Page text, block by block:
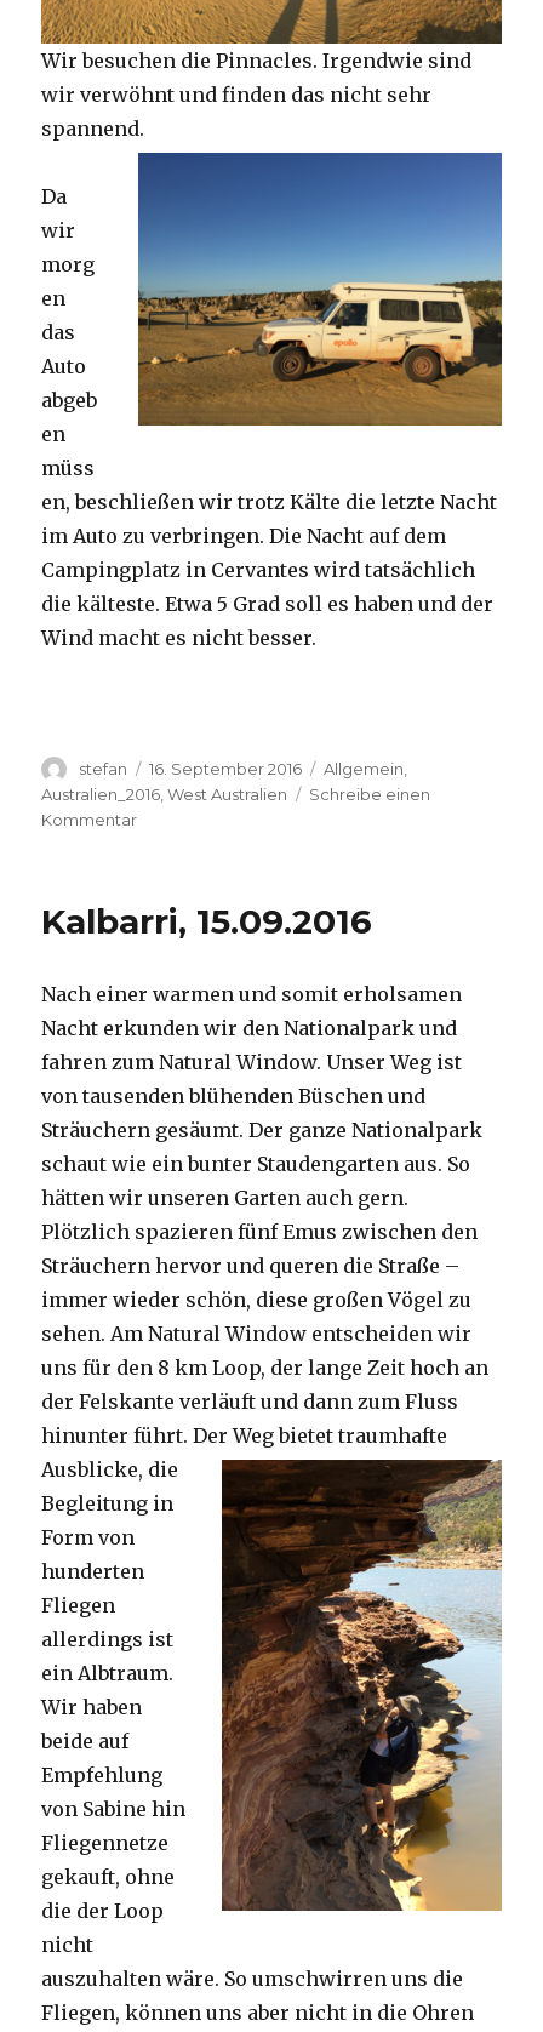
Wir besuchen die Pinnacles. Irgendwie sind
wir verwöhnt und finden das nicht sehr
spannend.
Da
wir
morg
en
das
Auto
abgeb
en
müss
en, beschließen wir trotz Kälte die letzte Nacht
im Auto zu verbringen. Die Nacht auf dem
Campingplatz in Cervantes wird tatsächlich
die kälteste. Etwa 5 Grad soll es haben und der
Wind macht es nicht besser.
Autor
stefan
Veröffentlicht
am
16. September 2016 Kategorien
Allgemein
Australien_2016 ,West Australien
Schreibe einen
Kommentarzu
Kalbarri, 15.09.2016
Nach einer warmen und somit erholsamen
Nacht erkunden wir den Nationalpark und
fahren zum Natural Window. Unser Weg ist
von tausenden blühenden Büschen und
Sträuchern gesäumt. Der ganze Nationalpark
schaut wie ein bunter Staudengarten aus. So
hätten wir unseren Garten auch gern.
Plötzlich spazieren fünf Emus zwischen den
Sträuchern hervor und queren die Straße –
immer wieder schön, diese großen Vögel zu
sehen. Am Natural Window entscheiden wir
uns für den 8 km Loop, der lange Zeit hoch an
der Felskante verläuft und dann zum Fluss
hinunter führt. Der Weg bietet traumhafte
Ausblicke, die
Begleitung in
Form von
hunderten
Fliegen
allerdings ist
ein Albtraum.
Wir haben
beide auf
Empfehlung
von Sabine hin
Fliegennetze
gekauft, ohne
die der Loop
nicht
auszuhalten wäre. So umschwirren uns die
Fliegen, können uns aber nicht in die Ohren